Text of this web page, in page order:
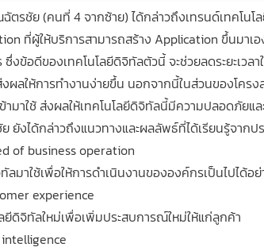
รชัย (คนที่ 4 จากซ้าย) ได้กล่าวถึงเทรนด์เทคโนโ
ที่ผู้ให้บริการสามารถสร้าง Application ขึ้นมาเ
งข้อดีของเทคโนโลยีดิจิทัลตัวนี้ จะช่วยลดระยะเ
ผลให้การทำงานง่ายขึ้น นอกจากนี้ในส่วนของโค
ามาใช้ ส่งผลให้เทคโนโลยีดิจิทัลนี้มีความปลอดภัยแ
งได้กล่าวถึงแนวทางและผลลัพธ์ที่ได้เรียนรู้จากป
of business operation
ลมาใช้เพื่อให้การดำเนินงานขององค์กรเป็นไปได้
experience
ยีดิจิทัลใหม่เพื่อเพิ่มประสบการณ์ใหม่ให้แก่ลูกค้า